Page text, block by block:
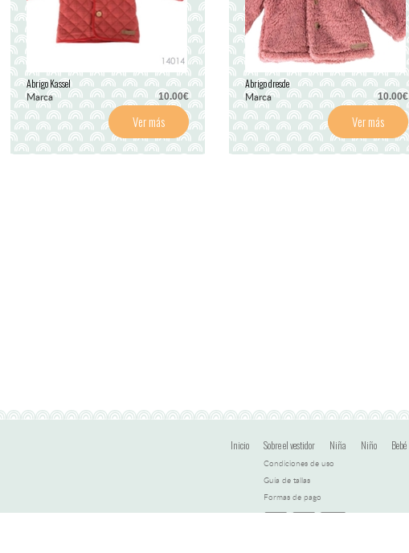
Abrigo Kassel
Marca 10.00€
Ver más
Abrigo dresde
Marca 10.00€
Ver más
Inicio Sobre el vestidor
Condiciones de uso
Guía de tallas
Formas de pago
Niña Niño Bebé